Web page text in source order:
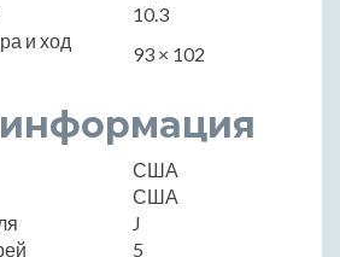
10.3
и ход
93 × 102
США
США
J
5